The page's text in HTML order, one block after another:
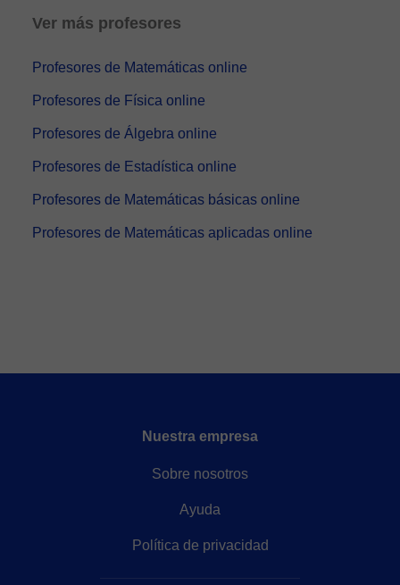
Ver más profesores
Profesores de Matemáticas online
Profesores de Física online
Profesores de Álgebra online
Profesores de Estadística online
Profesores de Matemáticas básicas online
Profesores de Matemáticas aplicadas online
Nuestra empresa
Sobre nosotros
Ayuda
Política de privacidad